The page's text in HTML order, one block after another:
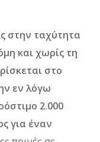
στην ταχύτητα
και χωρίς τη
στο
εν λόγω
2.000
για έναν